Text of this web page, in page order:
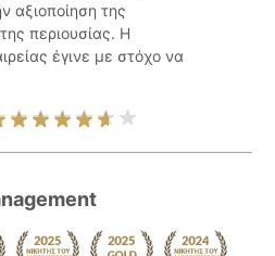
αξιοποίηση της
περιουσίας. Η
έγινε με στόχο να